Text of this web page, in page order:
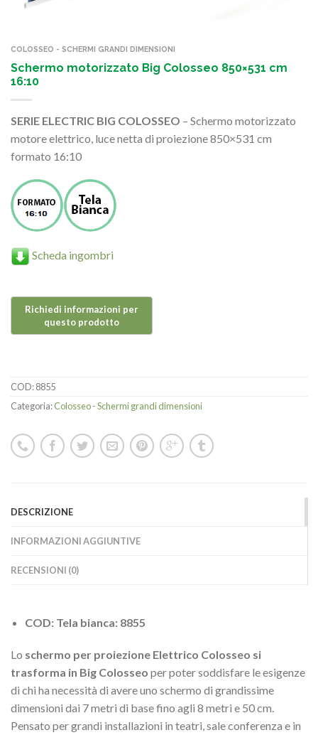
COLOSSEO - SCHERMI GRANDI DIMENSIONI
Schermo motorizzato Big Colosseo 850×531 cm
16:10
SERIE ELECTRIC BIG COLOSSEO – Schermo motorizzato
motore elettrico, luce netta di proiezione 850×531 cm
formato 16:10
Scheda ingombri
COD:8855
Categoria:Colosseo - Schermi grandi dimensioni
DESCRIZIONE
INFORMAZIONI AGGIUNTIVE
RECENSIONI (0)
COD: Tela bianca: 8855
Lo schermo per proiezione Elettrico Colosseo si
trasforma in Big Colosseo per poter soddisfare le esigenze
di chi ha necessità di avere uno schermo di grandissime
dimensioni dai 7 metri di base fino agli 8 metri e 50 cm.
Pensato per grandi installazioni in teatri, sale conferenza e in